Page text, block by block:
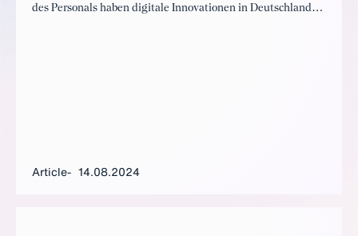
des Personals haben digitale Innovationen in Deutschland
Article 14.08.2024